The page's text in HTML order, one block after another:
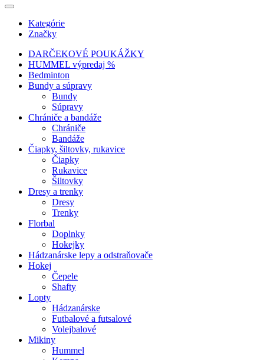
Kategórie
Značky
DARČEKOVÉ POUKÁŽKY
HUMMEL výpredaj %
Bedminton
Bundy a súpravy
Bundy
Súpravy
Chrániče a bandáže
Chrániče
Bandáže
Čiapky, šiltovky, rukavice
Čiapky
Rukavice
Šiltovky
Dresy a trenky
Dresy
Trenky
Florbal
Doplnky
Hokejky
Hádzanárske lepy a odstraňovače
Hokej
Čepele
Shafty
Lopty
Hádzanárske
Futbalové a futsalové
Volejbalové
Mikiny
Hummel